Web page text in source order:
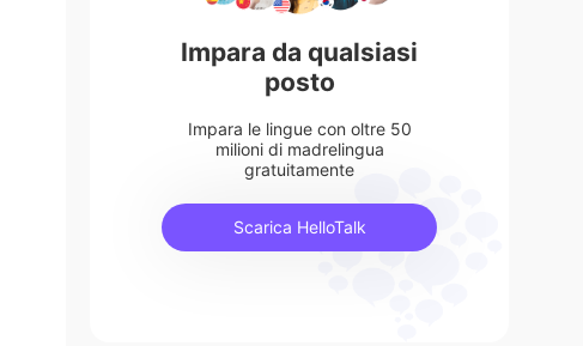
Impara da qualsiasi
posto
Impara le lingue con oltre 50
milioni di madrelingua
gratuitamente
Scarica HelloTalk